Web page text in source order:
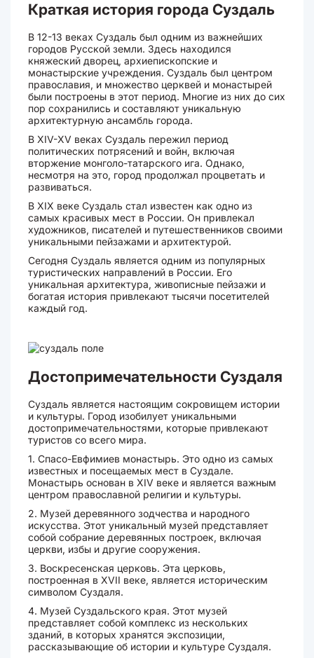
Краткая история города Суздаль
В 12-13 веках Суздаль был одним из важнейших
городов Русской земли. Здесь находился
княжеский дворец, архиепископские и
монастырские учреждения. Суздаль был центром
православия, и множество церквей и монастырей
были построены в этот период. Многие из них до сих
пор сохранились и составляют уникальную
архитектурную ансамбль города.
В XIV-XV веках Суздаль пережил период
политических потрясений и войн, включая
вторжение монголо-татарского ига. Однако,
несмотря на это, город продолжал процветать и
развиваться.
В XIX веке Суздаль стал известен как одно из
самых красивых мест в России. Он привлекал
художников, писателей и путешественников своими
уникальными пейзажами и архитектурой.
Сегодня Суздаль является одним из популярных
туристических направлений в России. Его
уникальная архитектура, живописные пейзажи и
богатая история привлекают тысячи посетителей
каждый год.
Достопримечательности Суздаля
Суздаль является настоящим сокровищем истории
и культуры. Город изобилует уникальными
достопримечательностями, которые привлекают
туристов со всего мира.
1. Спасо-Евфимиев монастырь. Это одно из самых
известных и посещаемых мест в Суздале.
Монастырь основан в XIV веке и является важным
центром православной религии и культуры.
2. Музей деревянного зодчества и народного
искусства. Этот уникальный музей представляет
собой собрание деревянных построек, включая
церкви, избы и другие сооружения.
3. Воскресенская церковь. Эта церковь,
построенная в XVII веке, является историческим
символом Суздаля.
4. Музей Суздальского края. Этот музей
представляет собой комплекс из нескольких
зданий, в которых хранятся экспозиции,
рассказывающие об истории и культуре Суздаля.